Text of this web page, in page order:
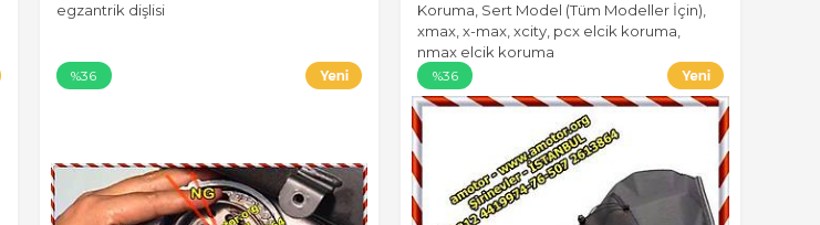
egzantrik dişlisi
%36
Koruma, Sert Model (Tüm Modeller İçin),
xmax, x-max, xcity, pcx elcik koruma,
nmax elcik koruma
%36